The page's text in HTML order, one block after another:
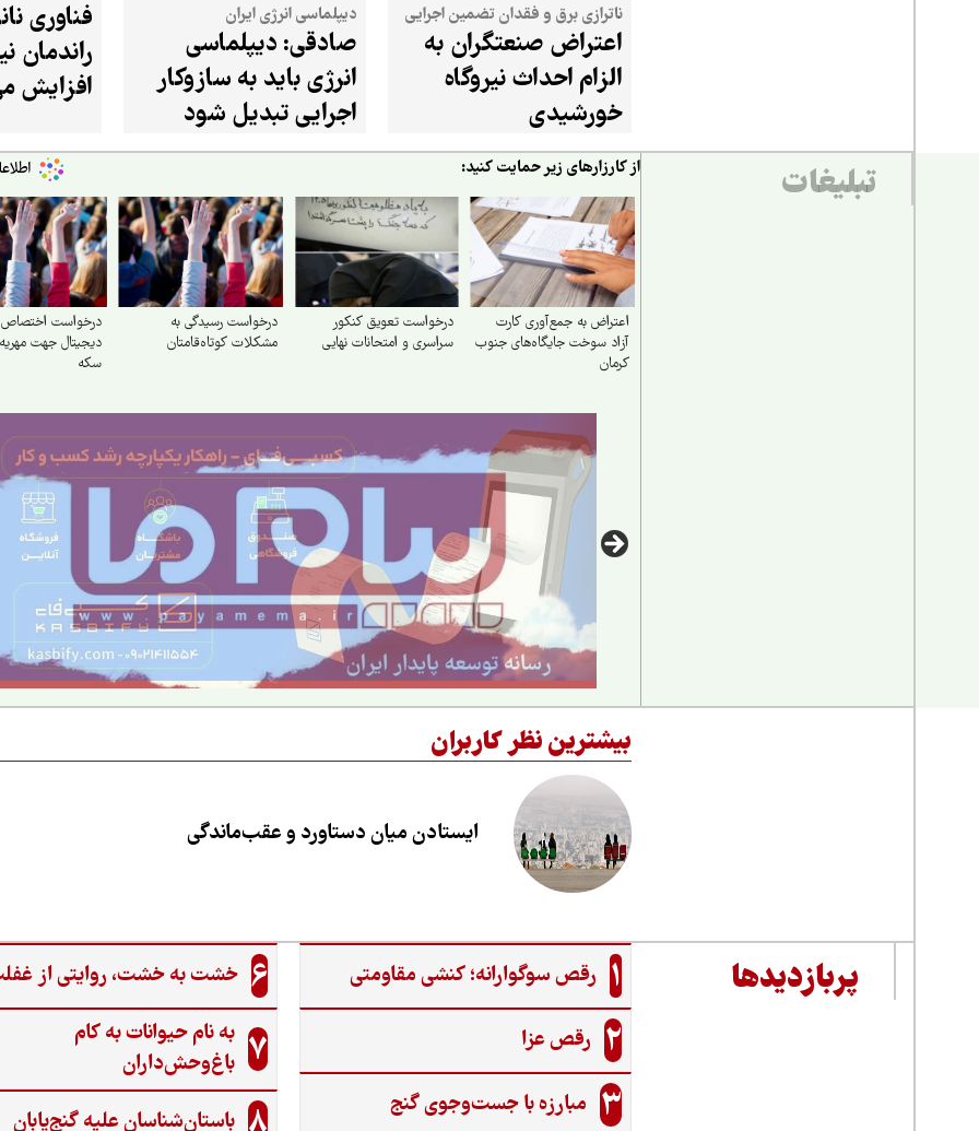
ناترازی برق و فقدان تضمین اجرایی
اعتراض صنعتگران به
الزام احداث نیروگاه
خورشیدی
دیپلماسی انرژی ایران
صادقی: دیپلماسی
انرژی باید به سازوکار
اجرایی تبدیل شود
فناوری
راندمان
افزایش
تبلیغات از کارزارهای زیر حمایت کنید:
اعتراض به جمع‌آوری کارت
آزاد سوخت جایگاه‌های جنوب
کرمان
درخواست تعویق کنکور
سراسری و امتحانات نهایی
درخواست رسیدگی به
مشکلات کوتاه‌قامتان
درخواست اختصاص
دیجیتال جهت
سکه
بیشترین نظر کاربران
ایستادن میان دستاورد و عقب‌ماندگی
پربازدیدها 1 رقص سوگوارانه؛ کنشی مقاومتی
2 رقص عزا
3 مبارزه با جست‌وجوی گنج‌
6 خشت به خشت، روایتی از
7 به نام حیوانات به کام
باغ‌وحش‌داران
باستان‌شناسان علیه گنج‌یابان